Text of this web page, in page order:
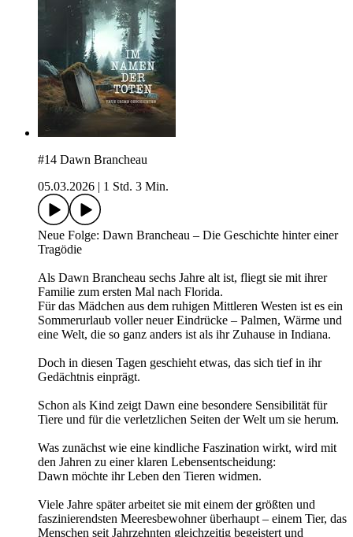
#14 Dawn Brancheau
05.03.2026
1 Std. 3 Min.
Neue Folge: Dawn Brancheau – Die Geschichte hinter einer
Tragödie
Als Dawn Brancheau sechs Jahre alt ist, fliegt sie mit ihrer
Familie zum ersten Mal nach Florida.
Für das Mädchen aus dem ruhigen Mittleren Westen ist es ein
Sommerurlaub voller neuer Eindrücke – Palmen, Wärme und
eine Welt, die so ganz anders ist als ihr Zuhause in Indiana.
Doch in diesen Tagen geschieht etwas, das sich tief in ihr
Gedächtnis einprägt.
Schon als Kind zeigt Dawn eine besondere Sensibilität für
Tiere und für die verletzlichen Seiten der Welt um sie herum.
Was zunächst wie eine kindliche Faszination wirkt, wird mit
den Jahren zu einer klaren Lebensentscheidung:
Dawn möchte ihr Leben den Tieren widmen.
Viele Jahre später arbeitet sie mit einem der größten und
faszinierendsten Meeresbewohner überhaupt – einem Tier, das
Menschen seit Jahrzehnten gleichzeitig begeistert und